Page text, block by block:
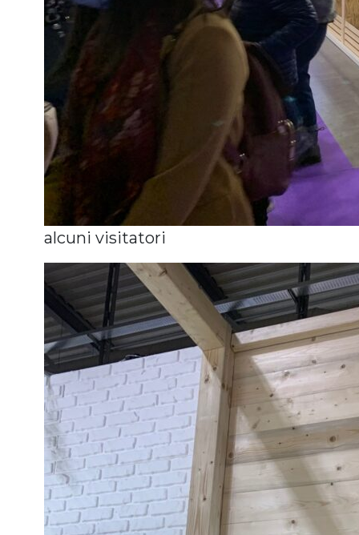
alcuni visitatori